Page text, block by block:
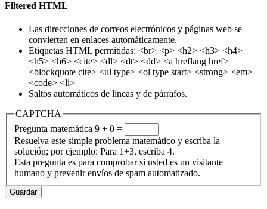
Filtered HTML
Las direcciones de correos electrónicos y páginas web se
convierten en enlaces automáticamente.
Etiquetas HTML permitidas: <br> <p> <h2> <h3> <h4>
<h5> <h6> <cite> <dl> <dt> <dd> <a hreflang href>
<blockquote cite> <ul type> <ol type start> <strong> <em>
<code> <li>
Saltos automáticos de líneas y de párrafos.
CAPTCHA
Pregunta matemática 9 + 0 =
Resuelva este simple problema matemático y escriba la
solución; por ejemplo: Para 1+3, escriba 4.
Esta pregunta es para comprobar si usted es un visitante
humano y prevenir envíos de spam automatizado.